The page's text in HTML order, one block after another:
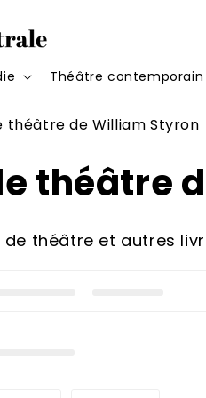
Théâtre contemporain
théâtre de William Styron
théâtre
théâtre et autres